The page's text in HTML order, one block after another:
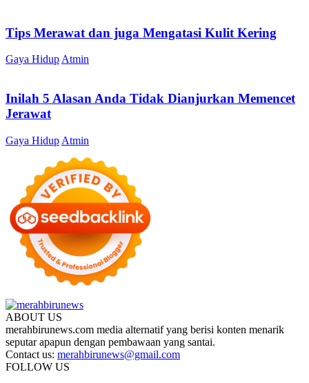
Tips Merawat dan juga Mengatasi Kulit Kering
Gaya Hidup Atmin
Inilah 5 Alasan Anda Tidak Dianjurkan Memencet
Jerawat
Gaya Hidup Atmin
ABOUT US
merahbirunews.com media alternatif yang berisi konten menarik
seputar apapun dengan pembawaan yang santai.
Contact us: merahbirunews@gmail.com
FOLLOW US